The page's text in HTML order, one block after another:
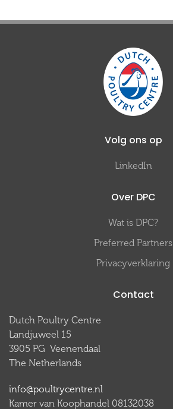
Volg ons op
LinkedIn
Over DPC
Wat is DPC?
Preferred Partners
Privacyverklaring
Contact
Dutch Poultry Centre
Landjuweel 15
3905 PG Veenendaal
The Netherlands
info@poultrycentre.nl
Kamer van Koophandel 08132038